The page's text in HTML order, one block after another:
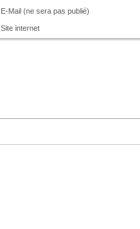
E-Mail (ne sera pas publié)
Site internet